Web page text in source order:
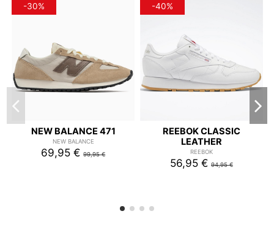
-30%
NEW BALANCE 471
NEW BALANCE
69,95 €99,95 €
-40%
REEBOK CLASSIC
LEATHER
REEBOK
56,95 € 94,95 €